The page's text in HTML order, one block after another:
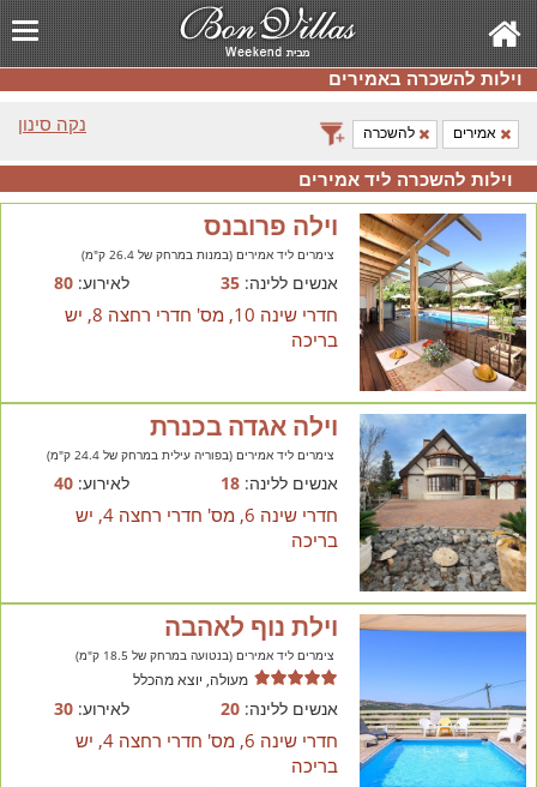
וילות להשכרה באמירים
נקה סינון
אמירים להשכרה
וילות להשכרה ליד אמירים
וילה פרובנס
צימרים ליד אמירים (במנות במרחק של 26.4 ק"מ)
אנשים ללינה:35 לאירוע:80
חדרי שינה 10, מס' חדרי רחצה 8, יש
בריכה
וילה אגדה בכנרת
צימרים ליד אמירים (בפוריה עילית במרחק של 24.4 ק"מ)
אנשים ללינה:18 לאירוע:40
חדרי שינה 6, מס' חדרי רחצה 4, יש
בריכה
וילת נוף לאהבה
צימרים ליד אמירים (בנטועה במרחק של 18.5 ק"מ)
מעולה, יוצא מהכלל
אנשים ללינה:20 לאירוע:30
חדרי שינה 6, מס' חדרי רחצה 4, יש
בריכה